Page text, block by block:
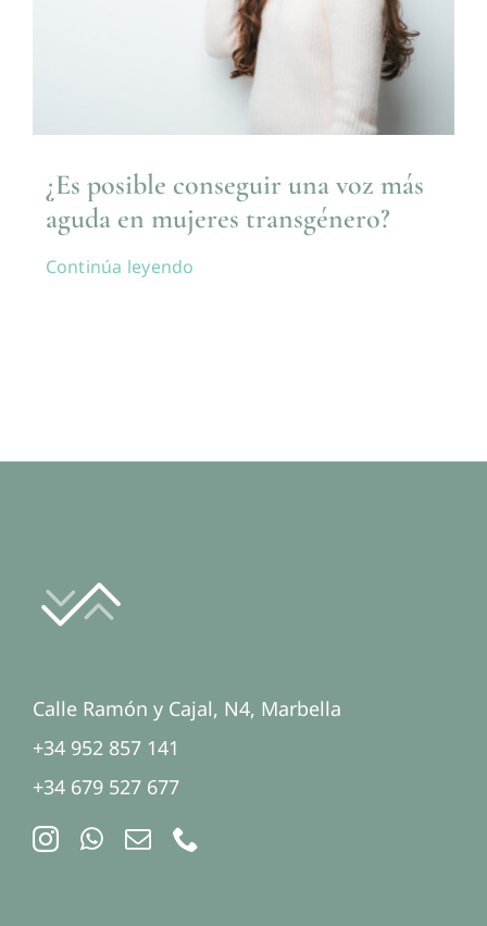
¿Es posible conseguir una voz más
aguda en mujeres transgénero?
Continúa leyendo
Calle Ramón y Cajal, N4, Marbella
+34 952 857 141
+34 679 527 677